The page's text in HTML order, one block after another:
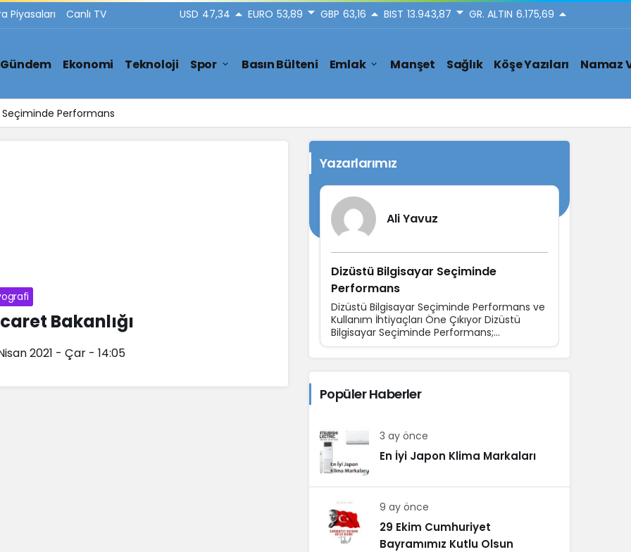
Piyasaları Canlı TV USD 47,34 EURO 53,89 GBP 63,16 BIST 13.943,87 GR. ALTIN 6.175,69
Gündem Ekonomi Teknoloji Spor Basın Bülteni Emlak Manşet Sağlık Köşe Yazıları Namaz
Seçiminde Performans
Bakanlığı
2021 - Çar - 14:05
Yazarlarımız
Ali Yavuz
Dizüstü Bilgisayar Seçiminde
Performans
Dizüstü Bilgisayar Seçiminde Performans ve
Kullanım İhtiyaçları Öne Çıkıyor Dizüstü
Bilgisayar Seçiminde Performans;
Teknolojinin günlük yaşamın...
Popüler Haberler
3 ay önce
En İyi Japon Klima Markaları
9 ay önce
29 Ekim Cumhuriyet
Bayramımız Kutlu Olsun